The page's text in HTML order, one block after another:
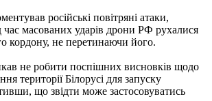
російські повітряні атаки,
масованих ударів дрони РФ рухалися
кордону, не перетинаючи його.
не робити поспішних висновків щодо
території Білорусі для запуску
що звідти може застосовуватись